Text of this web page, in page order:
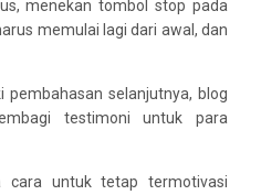
menekan tombol stop pada
memulai lagi dari awal, dan
pembahasan selanjutnya, blog
testimoni untuk para
cara untuk tetap termotivasi